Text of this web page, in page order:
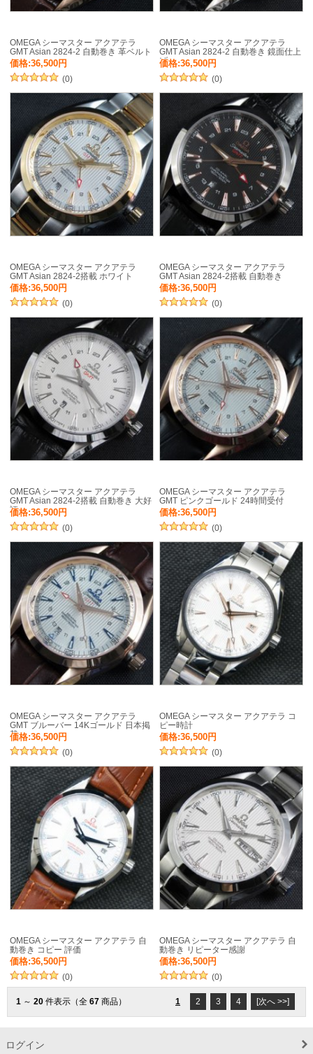
OMEGA シーマスター アクアテラ
GMT Asian 2824-2 自動巻き 革ベルト
価格:36,500円
(0)
OMEGA シーマスター アクアテラ
GMT Asian 2824-2 自動巻き 鏡面仕上
げ
価格:36,500円
(0)
OMEGA シーマスター アクアテラ
GMT Asian 2824-2搭載 ホワイト
価格:36,500円
(0)
OMEGA シーマスター アクアテラ
GMT Asian 2824-2搭載 自動巻き
価格:36,500円
(0)
OMEGA シーマスター アクアテラ
GMT Asian 2824-2搭載 自動巻き 大好
評
価格:36,500円
(0)
OMEGA シーマスター アクアテラ
GMT ピンクゴールド 24時間受付
価格:36,500円
(0)
OMEGA シーマスター アクアテラ
GMT ブルーバー 14Kゴールド 日本掲
載
価格:36,500円
(0)
OMEGA シーマスター アクアテラ コ
ピー時計
価格:36,500円
(0)
OMEGA シーマスター アクアテラ 自
動巻き コピー 評価
価格:36,500円
(0)
OMEGA シーマスター アクアテラ 自
動巻き リピーター感謝
価格:36,500円
(0)
1 ～ 20 件表示（全 67 商品） 1 2 3 4 [次へ >>]
ログイン